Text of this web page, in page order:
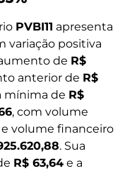
PVBI11 apresenta
variação positiva
de R$
anterior de R$
mínima de R$
, com volume
e volume financeiro
. Sua
R$ 63,64 e a